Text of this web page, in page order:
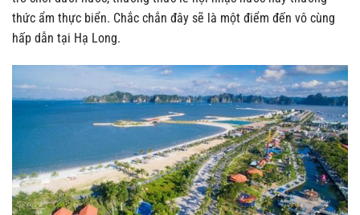
thức ẩm thực biển. Chắc chắn đây sẽ là một điểm đến vô cùng
hấp dẫn tại Hạ Long.